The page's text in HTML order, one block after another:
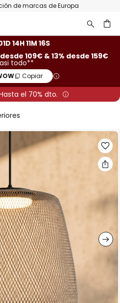
de marcas de Europa
14H 11M 16S
desde 109€ & 13% desde 159€
todo**
Copiar
el 70% dto.